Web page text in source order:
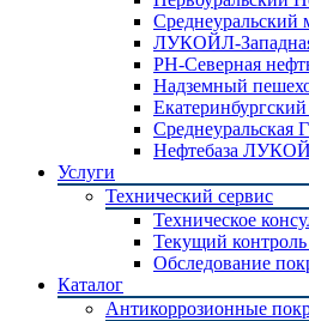
Среднеуральский
ЛУКОЙЛ-
РН-Северная
Надземный
Среднеуральская
Нефтебаза
Услуги
Технический сервис
Техническое
Текущий контроль
Обследование
Каталог
Антикоррозионные